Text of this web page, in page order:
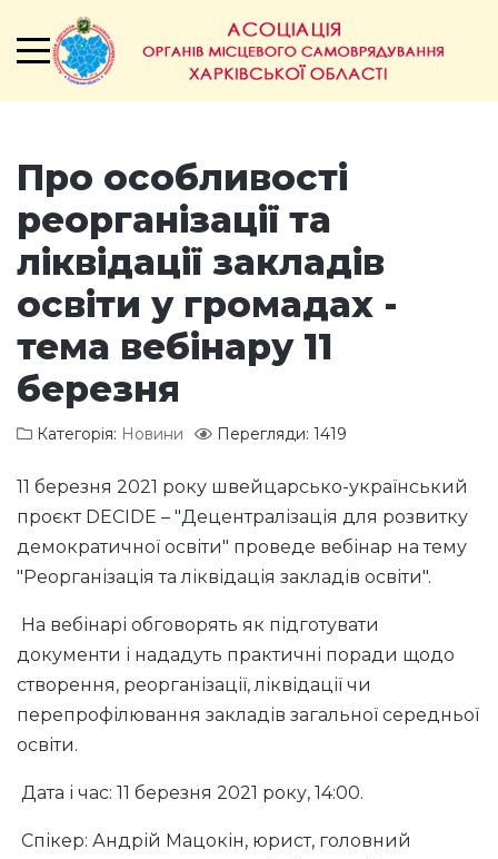
Про особливості
реорганізації та
ліквідації закладів
освіти у громадах -
тема вебінару 11
березня
Категорія: Новини Перегляди: 1419
11 березня 2021 року швейцарсько-український
проєкт DECIDE – "Децентралізація для розвитку
демократичної освіти" проведе вебінар на тему
"Реорганізація та ліквідація закладів освіти".
На вебінарі обговорять як підготувати
документи і нададуть практичні поради щодо
створення, реорганізації, ліквідації чи
перепрофілювання закладів загальної середньої
освіти.
Дата і час: 11 березня 2021 року, 14:00.
Спікер: Андрій Мацокін, юрист, головний